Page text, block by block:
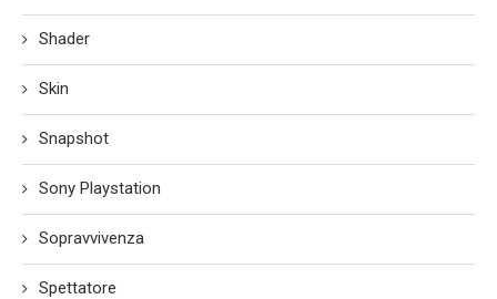
Shader
Skin
Snapshot
Sony Playstation
Sopravvivenza
Spettatore